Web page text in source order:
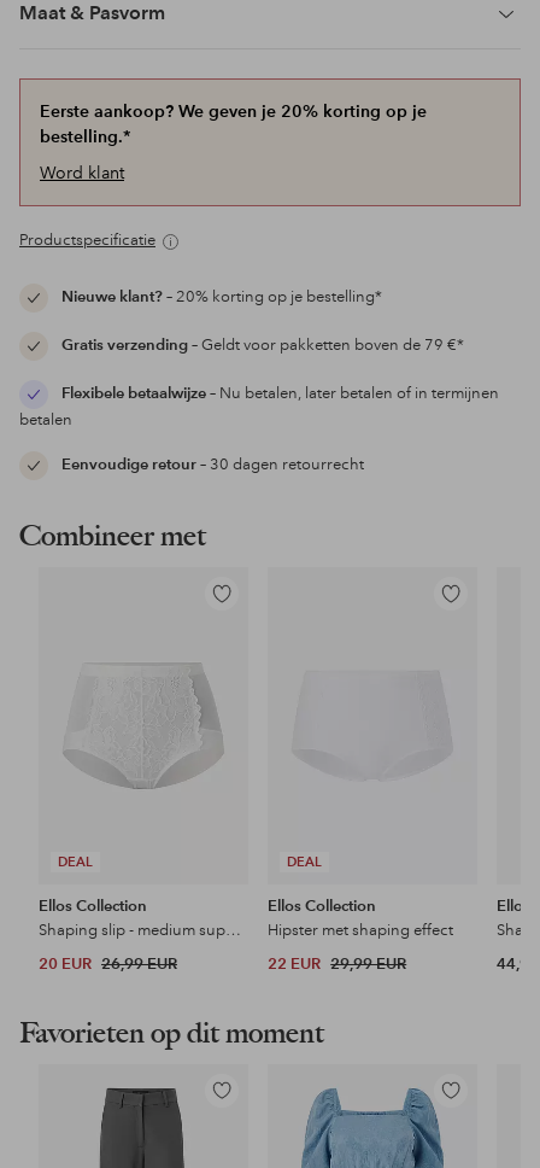
Maat & Pasvorm
Eerste aankoop? We geven je 20% korting op je
bestelling.*
Word klant
Productspecificatie
Nieuwe klant?– 20% korting op je bestelling*
Gratis verzending– Geldt voor pakketten boven de 79 €*
Flexibele betaalwijze– Nu betalen, later betalen of in termijnen
betalen
Eenvoudige retour– 30 dagen retourrecht
Combineer met
DEAL
Toevoegen
Ellos Collection
Shaping slip - medium support
20 EUR 26,99 EUR
DEAL
Toevoegen
Ellos Collection
Hipster met shaping effect
22 EUR 29,99 EUR
Ellos
44,99
Favorieten op dit moment
Toevoegen
Toevoegen
aan
favorieten